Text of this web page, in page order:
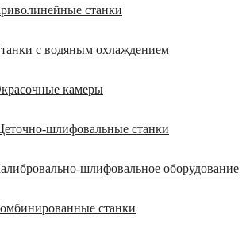
станки
с водяным охлаждением
камеры
шлифовальные станки
шлифовальное оборудование
станки